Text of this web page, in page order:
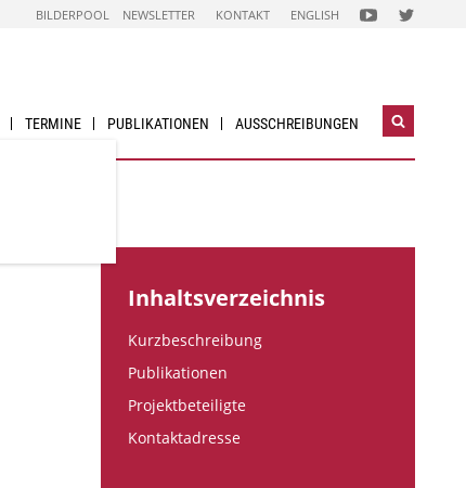
BILDERPOOL NEWSLETTER KONTAKT ENGLISH FOLGEN
SIE
FOLGEN
SIE
TERMINE PUBLIKATIONEN AUSSCHREIBUNGEN
Inhaltsverzeichnis
Kurzbeschreibung
Publikationen
Projektbeteiligte
Kontaktadresse